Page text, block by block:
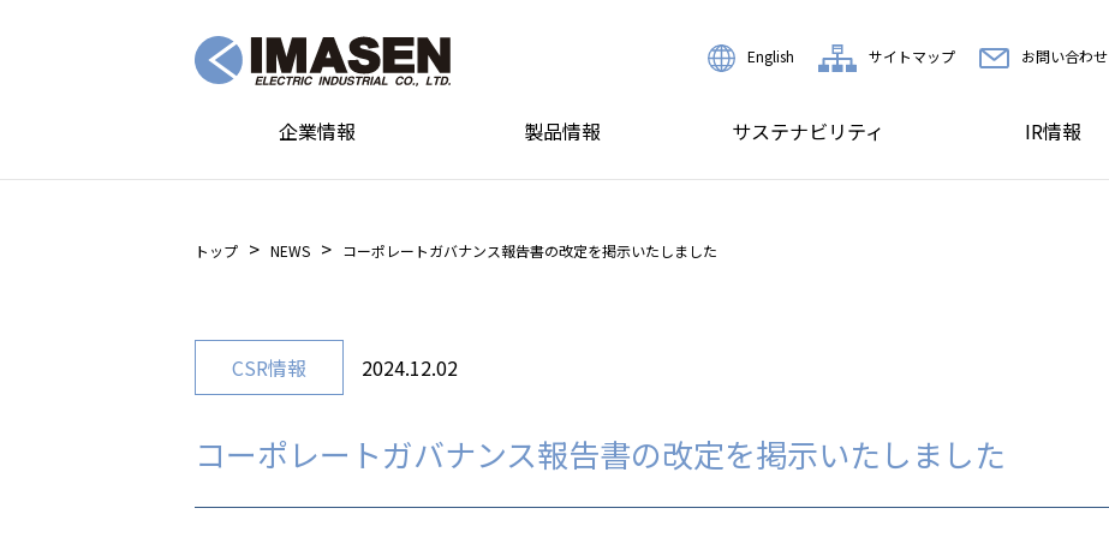
English サイトマップ お問い合わせ
企業情報 製品情報 サステナビリティ IR情報
トップ NEWS コーポレートガバナンス報告書の改定を掲示いたしました
CSR情報 2024.12.02
コーポレートガバナンス報告書の改定を掲示いたしました